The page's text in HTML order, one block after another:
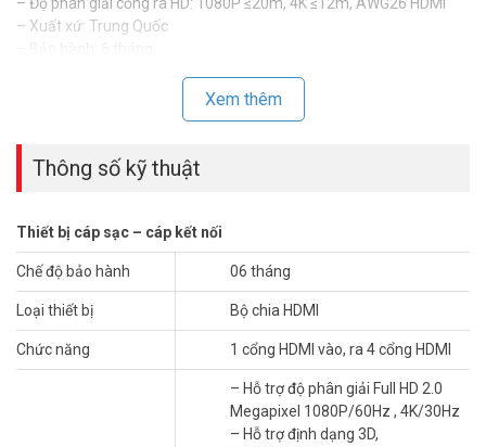
– Xuất xứ: Trung Quốc
Đặt mua hàng Online ngay hôm nay để được hỗ trợ giá tốt nhất.
Xem thêm
Thông số kỹ thuật
Thiết bị cáp sạc – cáp kết nối
Chế độ bảo hành 06 tháng
Loại thiết bị Bộ chia HDMI
Chức năng 1 cổng HDMI vào, ra 4 cổng HDMI
– Hỗ trợ độ phân giải Full HD 2.0
Megapixel 1080P/60Hz , 4K/30Hz
– Hỗ trợ định dạng 3D,